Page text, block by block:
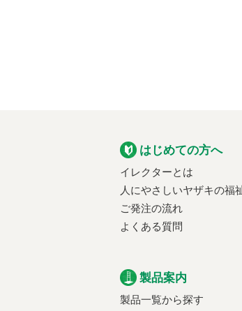
はじめての方へ
イレクターとは
人にやさしいヤザキの福
ご発注の流れ
よくある質問
製品案内
製品一覧から探す